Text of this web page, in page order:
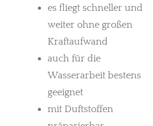
es fliegt schneller und
weiter ohne großen
Kraftaufwand
auch für die
Wasserarbeit bestens
geeignet
mit Duftstoffen